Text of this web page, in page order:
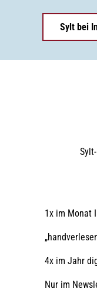
Sylt bei
1x im Monat
4x im Jahr
Nur im